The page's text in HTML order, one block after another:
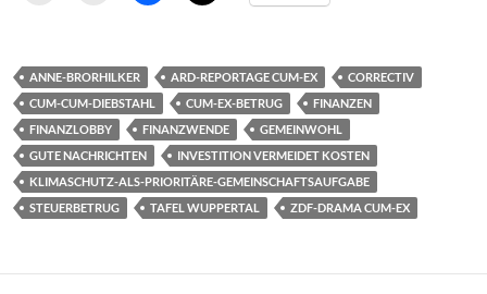
ANNE-BRORHILKER ARD-REPORTAGE CUM-EX
CORRECTIV
CUM-CUM-DIEBSTAHL
CUM-EX-BETRUG
FINANZEN
FINANZLOBBY
FINANZWENDE
GEMEINWOHL
GUTE NACHRICHTEN
INVESTITION VERMEIDET KOSTEN
KLIMASCHUTZ-ALS-PRIORITÄRE-GEMEINSCHAFTSAUFGABE
STEUERBETRUG
TAFEL WUPPERTAL ZDF-DRAMA CUM-EX